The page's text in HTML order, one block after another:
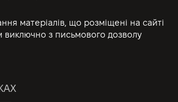
матеріалів, що розміщені на сайті
виключно з письмового дозволу